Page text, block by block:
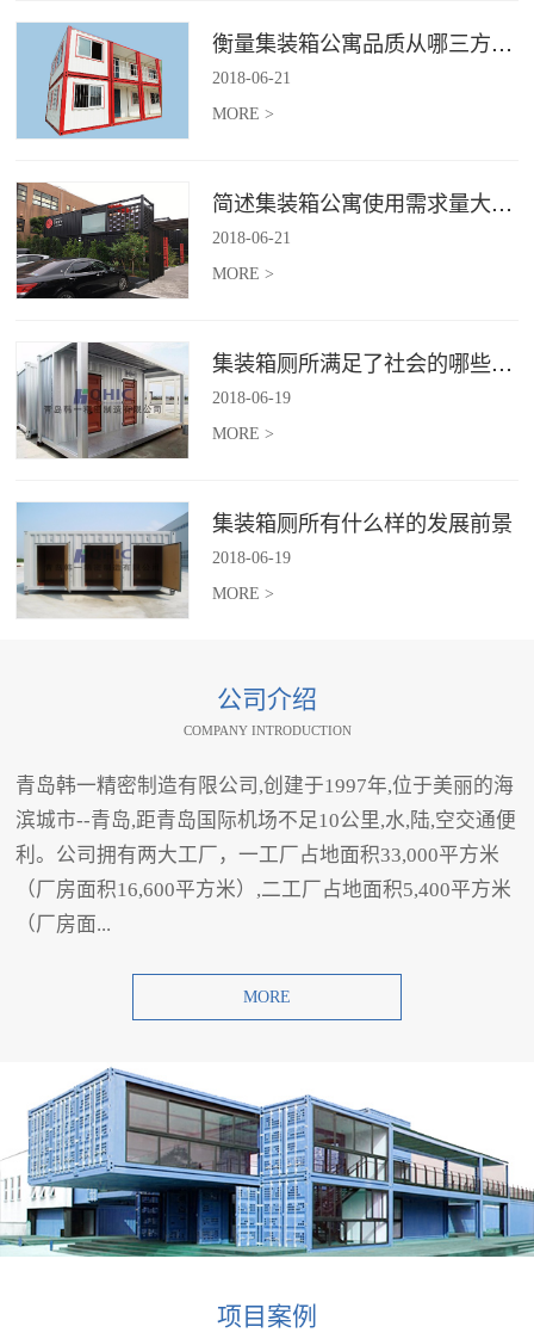
衡量集装箱公寓品质从哪三方面入手？
2018-06-21
MORE >
简述集装箱公寓使用需求量大幅增加的原因
2018-06-21
MORE >
集装箱厕所满足了社会的哪些需求
2018-06-19
MORE >
集装箱厕所有什么样的发展前景
2018-06-19
MORE >
公司介绍
COMPANY INTRODUCTION
青岛韩一精密制造有限公司,创建于1997年,位于美丽的海
滨城市--青岛,距青岛国际机场不足10公里,水,陆,空交通便
利。公司拥有两大工厂，一工厂占地面积33,000平方米
（厂房面积16,600平方米）,二工厂占地面积5,400平方米
（厂房面...
MORE
项目案例